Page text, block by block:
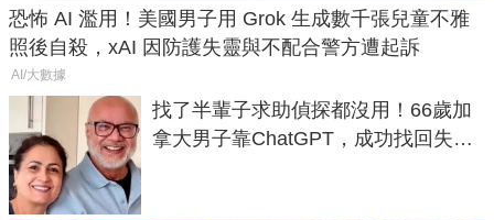
恐怖 AI 濫用！美國男子用 Grok 生成數千張兒童不雅
照後自殺，xAI 因防護失靈與不配合警方遭起訴
AI/大數據
找了半輩子求助偵探都沒用！66歲加
拿大男子靠ChatGPT，成功找回失散